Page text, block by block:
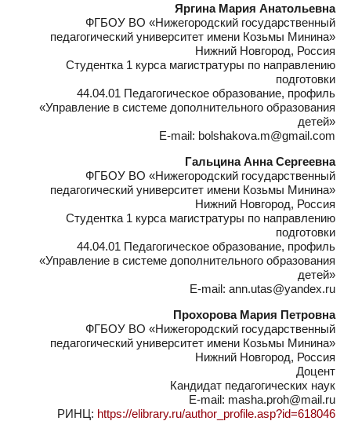
Яргина Мария Анатольевна
ФГБОУ ВО «Нижегородский государственный
педагогический университет имени Козьмы Минина»
Нижний Новгород, Россия
Студентка 1 курса магистратуры по направлению
подготовки
44.04.01 Педагогическое образование, профиль
«Управление в системе дополнительного образования
детей»
E-mail: bolshakova.m@gmail.com
Гальцина Анна Сергеевна
ФГБОУ ВО «Нижегородский государственный
педагогический университет имени Козьмы Минина»
Нижний Новгород, Россия
Студентка 1 курса магистратуры по направлению
подготовки
44.04.01 Педагогическое образование, профиль
«Управление в системе дополнительного образования
детей»
E-mail: ann.utas@yandex.ru
Прохорова Мария Петровна
ФГБОУ ВО «Нижегородский государственный
педагогический университет имени Козьмы Минина»
Нижний Новгород, Россия
Доцент
Кандидат педагогических наук
E-mail: masha.proh@mail.ru
РИНЦ: https://elibrary.ru/author_profile.asp?id=618046